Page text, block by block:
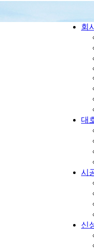
회
대
시
신